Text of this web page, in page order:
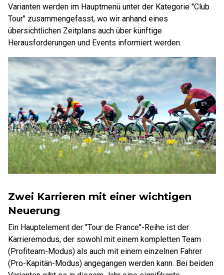
Varianten werden im Hauptmenü unter der Kategorie "Club
Tour" zusammengefasst, wo wir anhand eines
übersichtlichen Zeitplans auch über künftige
Herausforderungen und Events informiert werden.
Zwei Karrieren mit einer wichtigen
Neuerung
Ein Hauptelement der "Tour de France"-Reihe ist der
Karrieremodus, der sowohl mit einem kompletten Team
(Profiteam-Modus) als auch mit einem einzelnen Fahrer
(Pro-Kapitän-Modus) angegangen werden kann. Bei beiden